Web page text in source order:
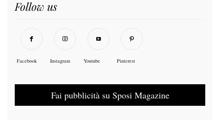
Follow us
Facebook Instagram Youtube Pinterest
Fai pubblicità su Sposi Magazine